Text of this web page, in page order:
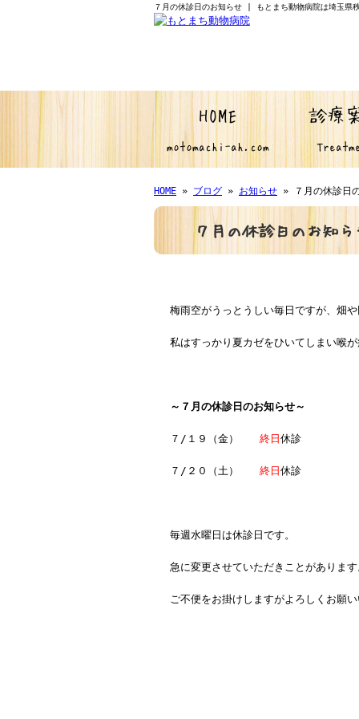
７月の休診日のお知らせ | もとまち動物病院は埼玉県秩
HOME
motomachi-ah.com
診療
HOME » ブログ » お知らせ » ７月の休診日
７月の休診日のお知ら
梅雨空がうっとうしい毎日ですが、畑
私はすっかり夏カゼをひいてしまい喉
～７月の休診日のお知らせ～
７/１９（金） 終日 休診
７/２０（土） 終日 休診
毎週水曜日は休診日です。
急に変更させていただきことがあります
ご不便をお掛けしますがよろしくお願い